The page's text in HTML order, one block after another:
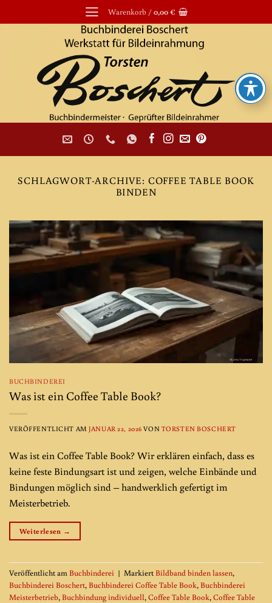
Inhalt
Warenkorb /0,00€
SCHLAGWORT-ARCHIVE: COFFEE TABLE BOOK
BINDEN
BUCHBINDEREI
Was ist ein Coffee Table Book?
VERÖFFENTLICHT AMJANUAR 22, 2026 VON TORSTEN BOSCHERT
Was ist ein Coffee Table Book? Wir erklären einfach, dass es
keine feste Bindungsart ist und zeigen, welche Einbände und
Bindungen möglich sind – handwerklich gefertigt im
Meisterbetrieb.
Weiterlesen →
Veröffentlicht amBuchbinderei | MarkiertBildband binden lassen,
Buchbinderei Boschert,Buchbinderei Coffee Table Book,Buchbinderei
Meisterbetrieb,Buchbindung individuell,Coffee Table Book,Coffee Table